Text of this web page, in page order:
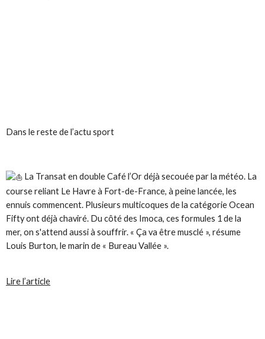
Dans le reste de l’actu sport
La Transat en double Café l’Or déjà secouée par la météo. La
course reliant Le Havre à Fort-de-France, à peine lancée, les
ennuis commencent. Plusieurs multicoques de la catégorie Ocean
Fifty ont déjà chaviré. Du côté des Imoca, ces formules 1 de la
mer, on s'attend aussi à souffrir. « Ça va être musclé », résume
Louis Burton, le marin de « Bureau Vallée ».
Lire l’article